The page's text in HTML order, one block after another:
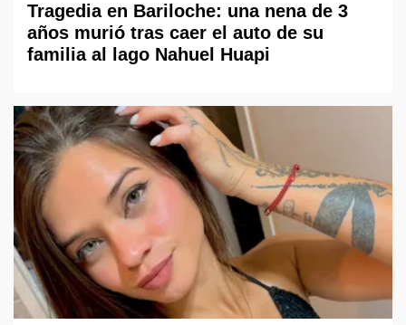
Tragedia en Bariloche: una nena de 3
años murió tras caer el auto de su
familia al lago Nahuel Huapi